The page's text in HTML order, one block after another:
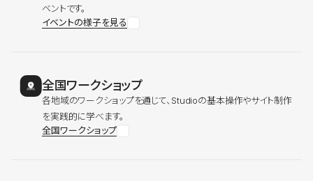
ベントです。
イベントの様子を見る
全国ワークショップ
各地域のワークショップを通じて、Studioの基本操作やサイト制作
を実践的に学べます。
全国ワークショップ